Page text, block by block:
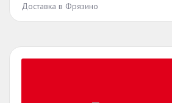
Доставка в Фрязино